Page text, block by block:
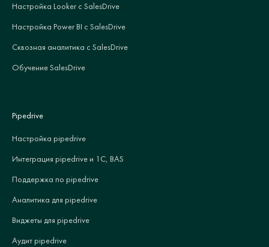
Настройка Looker с SalesDrive
Настройка Power BI с SalesDrive
Сквозная аналитика с SalesDrive
Обучение SalesDrive
Pipedrive
Настройка pipedrive
Интеграция pipedrive и 1С, BAS
Поддержка по pipedrive
Аналитика для pipedrive
Виджеты для pipedrive
Аудит pipedrive